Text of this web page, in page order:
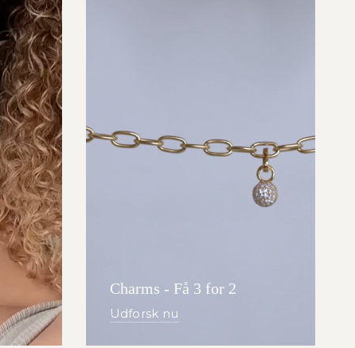
Charms - Få 3 for 2
Udforsk nu